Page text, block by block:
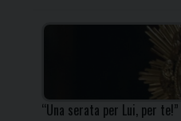
“Una serata per Lui, per te!”